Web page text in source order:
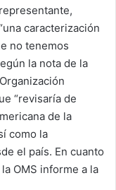
caracterización
no tenemos
la nota de la
“revisaría de
de la
como la
el país. En cuanto
OMS informe a la